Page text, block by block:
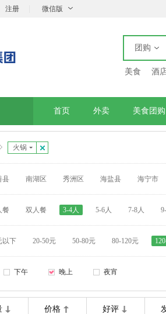
注册 微信版
团购
美食 酒
首页 外卖 美食团购
火锅
县 南湖区 秀洲区 海盐县 海宁市
餐 双人餐 3-4人 5-6人 7-8人
以下 20-50元 50-80元 80-120元
下午 晚上 夜宵
价格 好评